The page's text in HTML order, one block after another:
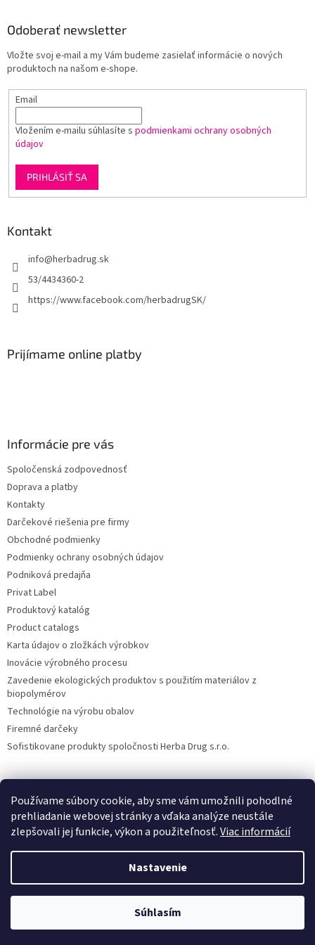
Používame súbory cookie, aby sme vám umožnili pohodlné
prehliadanie webovej stránky a vďaka analýze neustále
zlepšovali jej funkcie, výkon a použiteľnosť.Viac informácií
Nastavenie
Súhlasím
r
k
ý
Odoberať newsletter
Vložte svoj e-mail a my Vám budeme zasielať informácie o nových
produktoch na našom e-shope.
Email
Vložením e-mailu súhlasíte s podmienkami ochrany osobných
údajov
PRIHLÁSIŤ SA
Kontakt
info@herbadrug.sk
53/4434360-2
https://www.facebook.com/herbadrugSK/
Prijímame online platby
Informácie pre vás
Spoločenská zodpovednosť
Doprava a platby
Kontakty
Darčekové riešenia pre firmy
Obchodné podmienky
Podmienky ochrany osobných údajov
Podniková predajňa
Privat Label
Produktový katalóg
Product catalogs
Karta údajov o zložkách výrobkov
Inovácie výrobného procesu
Zavedenie ekologických produktov s použitím materiálov z
biopolymérov
Technológie na výrobu obalov
Firemné darčeky
Sofistikovane produkty spoločnosti Herba Drug s.r.o.
DiXi Carpathia Herbarium Nubian
Vytvoril Shoptet
Herba Drug. Všetky práva vyhradené.